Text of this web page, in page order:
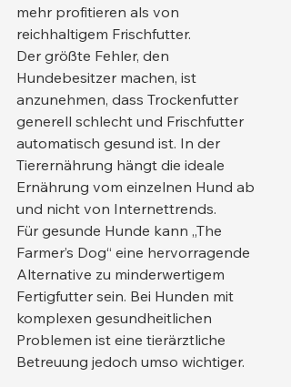
mehr profitieren als von
reichhaltigem Frischfutter.
Der größte Fehler, den
Hundebesitzer machen, ist
anzunehmen, dass Trockenfutter
generell schlecht und Frischfutter
automatisch gesund ist. In der
Tierernährung hängt die ideale
Ernährung vom einzelnen Hund ab
und nicht von Internettrends.
Für gesunde Hunde kann „The
Farmer’s Dog“ eine hervorragende
Alternative zu minderwertigem
Fertigfutter sein. Bei Hunden mit
komplexen gesundheitlichen
Problemen ist eine tierärztliche
Betreuung jedoch umso wichtiger.